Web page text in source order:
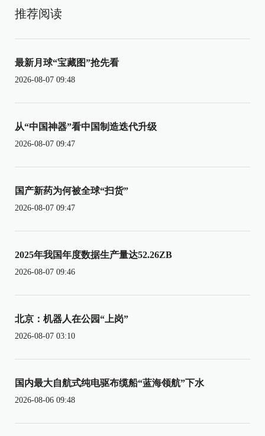
推荐阅读
最新月球“宝藏图”抢先看
2026-08-07 09:48
从“中国神器”看中国制造迭代升级
2026-08-07 09:47
国产新药为何被全球“扫货”
2026-08-07 09:47
2025年我国年度数据生产量达52.26ZB
2026-08-07 09:46
北京：机器人在公园“上岗”
2026-08-07 03:10
国内最大自航式纯电驱布缆船“蓝海领航”下水
2026-08-06 09:48